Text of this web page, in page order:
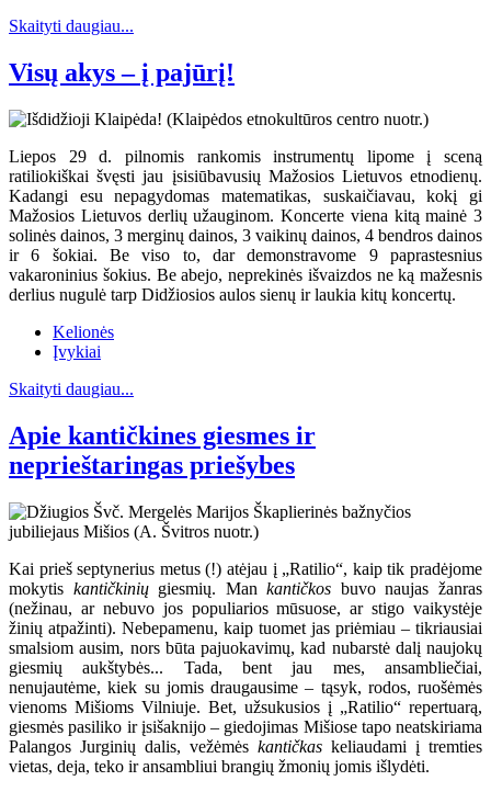
Skaityti daugiau...
Visų akys – į pajūrį!
Liepos 29 d. pilnomis rankomis instrumentų lipome į sceną
ratiliokiškai švęsti jau įsisiūbavusių Mažosios Lietuvos etnodienų.
Kadangi esu nepagydomas matematikas, suskaičiavau, kokį gi
Mažosios Lietuvos derlių užauginom. Koncerte viena kitą mainė 3
solinės dainos, 3 merginų dainos, 3 vaikinų dainos, 4 bendros dainos
ir 6 šokiai. Be viso to, dar demonstravome 9 paprastesnius
vakaroninius šokius. Be abejo, neprekinės išvaizdos ne ką mažesnis
derlius nugulė tarp Didžiosios aulos sienų ir laukia kitų koncertų.
Kelionės
Įvykiai
Skaityti daugiau...
Apie kantičkines giesmes ir
neprieštaringas priešybes
Kai prieš septynerius metus (!) atėjau į „Ratilio“, kaip tik pradėjome
mokytis kantičkiniųgiesmių. Mankantičkos buvo naujas žanras
(nežinau, ar nebuvo jos populiarios mūsuose, ar stigo vaikystėje
žinių atpažinti). Nebepamenu, kaip tuomet jas priėmiau – tikriausiai
smalsiom ausim, nors būta pajuokavimų, kad nubarstė dalį naujokų
giesmių aukštybės... Tada, bent jau mes, ansambliečiai,
nenujautėme, kiek su jomis draugausime – tąsyk, rodos, ruošėmės
vienoms Mišioms Vilniuje. Bet, užsukusios į „Ratilio“ repertuarą,
giesmės pasiliko ir įsišaknijo – giedojimas Mišiose tapo neatskiriama
Palangos Jurginių dalis, vežėmės kantičkas keliaudami į tremties
vietas, deja, teko ir ansambliui brangių žmonių jomis išlydėti.